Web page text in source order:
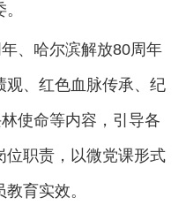
、哈尔滨解放80周年
观、红色血脉传承、纪
使命等内容，引导各
位职责，以微党课形式
育实效。